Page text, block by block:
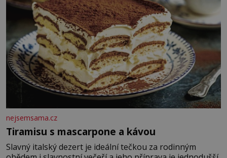
nejsemsama.cz
Tiramisu s mascarpone a kávou
Slavný italský dezert je ideální tečkou za rodinným